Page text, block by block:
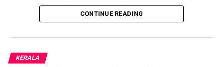
വിദ്യാഭ്യാസ വകുപ്പ് ഇടപെടണമെന്നതാണ്
അധ്യാപരുടെ ആവശ്യംCONTINUE READING
KERALA